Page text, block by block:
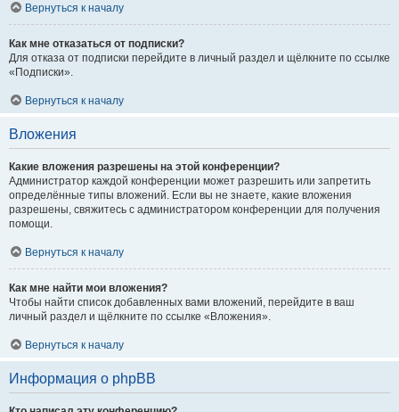
Вернуться к началу
Как мне отказаться от подписки?
Для отказа от подписки перейдите в личный раздел и щёлкните по ссылке
«Подписки».
Вернуться к началу
Вложения
Какие вложения разрешены на этой конференции?
Администратор каждой конференции может разрешить или запретить
определённые типы вложений. Если вы не знаете, какие вложения
разрешены, свяжитесь с администратором конференции для получения
помощи.
Вернуться к началу
Как мне найти мои вложения?
Чтобы найти список добавленных вами вложений, перейдите в ваш
личный раздел и щёлкните по ссылке «Вложения».
Вернуться к началу
Информация о phpBB